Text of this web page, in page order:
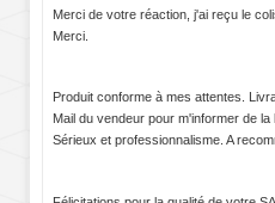
Merci de votre réaction, j'ai reçu le
Merci.
Produit conforme à mes attentes.
Mail du vendeur pour m'informer de
Sérieux et professionnalisme. A